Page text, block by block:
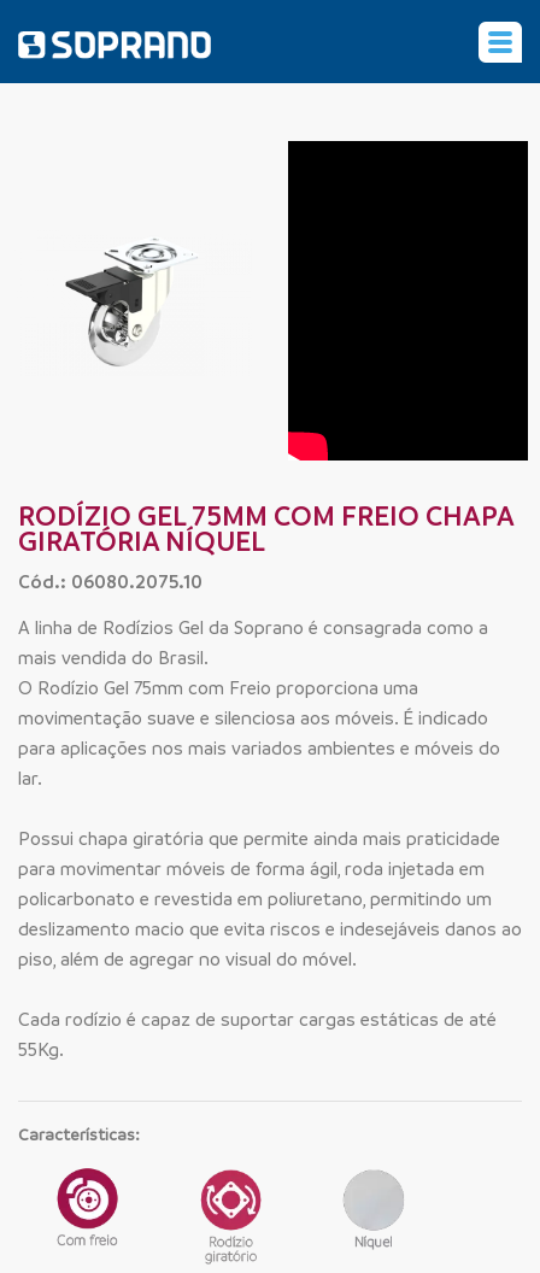
RODÍZIO GEL 75MM COM FREIO CHAPA
GIRATÓRIA NÍQUEL
Cód.: 06080.2075.10
A linha de Rodízios Gel da Soprano é consagrada como a
mais vendida do Brasil.
O Rodízio Gel 75mm com Freio proporciona uma
movimentação suave e silenciosa aos móveis. É indicado
para aplicações nos mais variados ambientes e móveis do
lar.
Possui chapa giratória que permite ainda mais praticidade
para movimentar móveis de forma ágil, roda injetada em
policarbonato e revestida em poliuretano, permitindo um
deslizamento macio que evita riscos e indesejáveis danos ao
piso, além de agregar no visual do móvel.
Cada rodízio é capaz de suportar cargas estáticas de até
55Kg.
Características: